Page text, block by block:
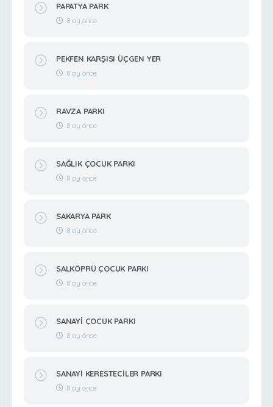
PAPATYA PARK
8 ay önce
PEKFEN KARŞISI ÜÇGEN YER
8 ay önce
RAVZA PARKI
8 ay önce
SAĞLIK ÇOCUK PARKI
8 ay önce
SAKARYA PARK
8 ay önce
SALKÖPRÜ ÇOCUK PARKI
8 ay önce
SANAYİ ÇOCUK PARKI
8 ay önce
SANAYİ KERESTECİLER PARKI
8 ay önce